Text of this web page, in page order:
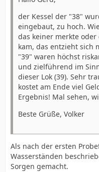
der Kessel der "38"
eingebaut, zu hoch.
das keiner merkte
kam, das entzieht sich
"39" waren höchst
und zielführend im
dieser Lok (39). Sehr
kostet am Ende viel
Ergebnis! Mal sehen,
Beste Grüße, Volker
Als nach der ersten
Wasserständen
Sorgen gemacht.